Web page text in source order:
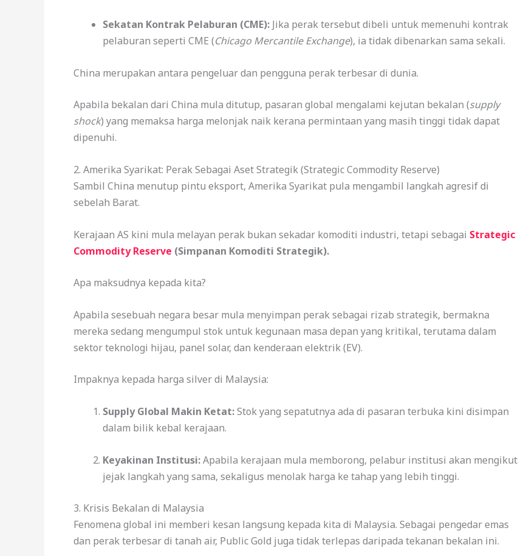
Sekatan Kontrak Pelaburan (CME): Jika perak tersebut dibeli untuk memenuhi kontrak
pelaburan seperti CME (Chicago Mercantile Exchange), ia tidak dibenarkan sama sekali.
China merupakan antara pengeluar dan pengguna perak terbesar di dunia.
Apabila bekalan dari China mula ditutup, pasaran global mengalami kejutan bekalan (supply
shock) yang memaksa harga melonjak naik kerana permintaan yang masih tinggi tidak dapat
dipenuhi.
2. Amerika Syarikat: Perak Sebagai Aset Strategik (Strategic Commodity Reserve)
Sambil China menutup pintu eksport, Amerika Syarikat pula mengambil langkah agresif di
sebelah Barat.
Kerajaan AS kini mula melayan perak bukan sekadar komoditi industri, tetapi sebagai Strategic
Commodity Reserve (Simpanan Komoditi Strategik).
Apa maksudnya kepada kita?
Apabila sesebuah negara besar mula menyimpan perak sebagai rizab strategik, bermakna
mereka sedang mengumpul stok untuk kegunaan masa depan yang kritikal, terutama dalam
sektor teknologi hijau, panel solar, dan kenderaan elektrik (EV).
Impaknya kepada harga silver di Malaysia:
Supply Global Makin Ketat:Stok yang sepatutnya ada di pasaran terbuka kini disimpan
dalam bilik kebal kerajaan.
Keyakinan Institusi:Apabila kerajaan mula memborong, pelabur institusi akan mengikut
jejak langkah yang sama, sekaligus menolak harga ke tahap yang lebih tinggi.
3. Krisis Bekalan di Malaysia
Fenomena global ini memberi kesan langsung kepada kita di Malaysia. Sebagai pengedar emas
dan perak terbesar di tanah air, Public Gold juga tidak terlepas daripada tekanan bekalan ini.